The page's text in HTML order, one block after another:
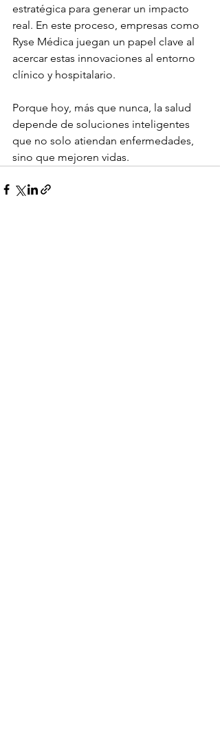
estratégica para generar un impacto
real. En este proceso, empresas como
Ryse Médica juegan un papel clave al
acercar estas innovaciones al entorno
clínico y hospitalario.
Porque hoy, más que nunca, la salud
depende de soluciones inteligentes
que no solo atiendan enfermedades,
sino que mejoren vidas.